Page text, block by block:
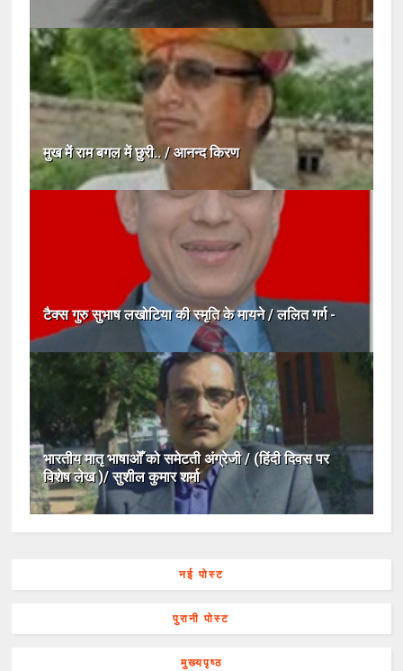
मुख में राम बगल में छुरी.. / आनन्द किरण
टैक्स गुरु सुभाष लखोटिया की स्मृति के मायने / ललित गर्ग -
भारतीय मातृ भाषाओँ को समेटती अंग्रेजी / (हिंदी दिवस पर
विशेष लेख )/ सुशील कुमार शर्मा
नई पोस्ट
पुरानी पोस्ट
मुख्यपृष्ठ